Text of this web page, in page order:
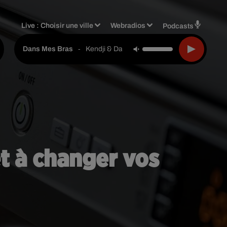
Live :Choisir une ville Webradios Podcasts
Dans Mes Bras - Kendji & Dadju
à changer vos